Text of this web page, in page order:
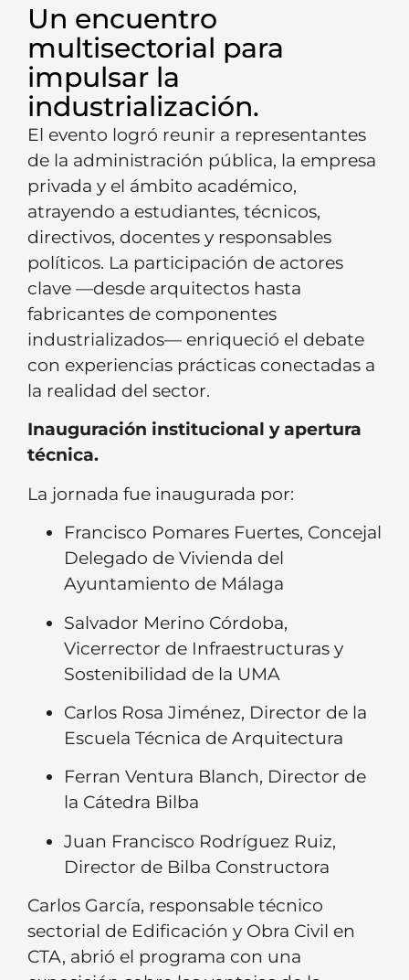
Un encuentro
multisectorial para
impulsar la
industrialización.
El evento logró reunir a representantes
de la administración pública, la empresa
privada y el ámbito académico,
atrayendo a estudiantes, técnicos,
directivos, docentes y responsables
políticos. La participación de actores
clave —desde arquitectos hasta
fabricantes de componentes
industrializados— enriqueció el debate
con experiencias prácticas conectadas a
la realidad del sector.
Inauguración institucional y apertura
técnica.
La jornada fue inaugurada por:
Francisco Pomares Fuertes, Concejal
Delegado de Vivienda del
Ayuntamiento de Málaga
Salvador Merino Córdoba,
Vicerrector de Infraestructuras y
Sostenibilidad de la UMA
Carlos Rosa Jiménez, Director de la
Escuela Técnica de Arquitectura
Ferran Ventura Blanch, Director de
la Cátedra Bilba
Juan Francisco Rodríguez Ruiz,
Director de Bilba Constructora
Carlos García, responsable técnico
sectorial de Edificación y Obra Civil en
CTA, abrió el programa con una